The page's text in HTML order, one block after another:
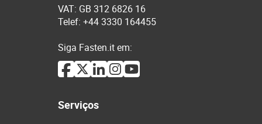
VAT: GB 312 6826 16
Telef: +44 3330 164455
Siga Fasten.it em:
Serviços